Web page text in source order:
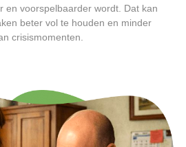
en voorspelbaarder wordt. Dat kan
beter vol te houden en minder
crisismomenten.